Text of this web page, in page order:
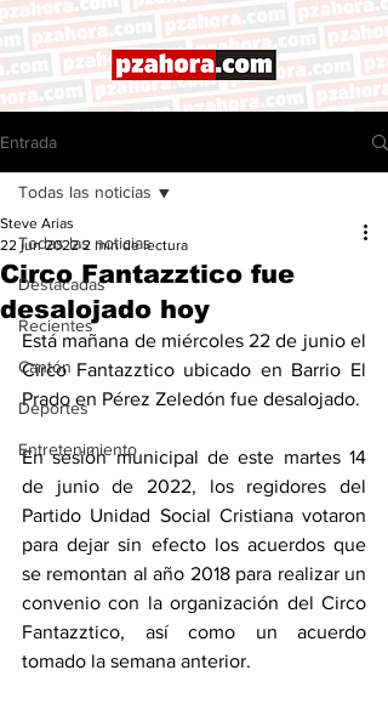
Entrada
Todas las noticias
Destacadas
Recientes
Cantón
Deportes
Entretenimiento
Todas las noticias
Circo Fantazztico fue
desalojado hoy
Steve Arias
22 jun 2022 2 min de lectura
Está mañana de miércoles 22 de junio el
Circo Fantazztico ubicado en Barrio El
Prado en Pérez Zeledón fue desalojado.
En sesión municipal de este martes 14
de junio de 2022, los regidores del
Partido Unidad Social Cristiana votaron
para dejar sin efecto los acuerdos que
se remontan al año 2018 para realizar un
convenio con la organización del Circo
Fantazztico, así como un acuerdo
tomado la semana anterior.